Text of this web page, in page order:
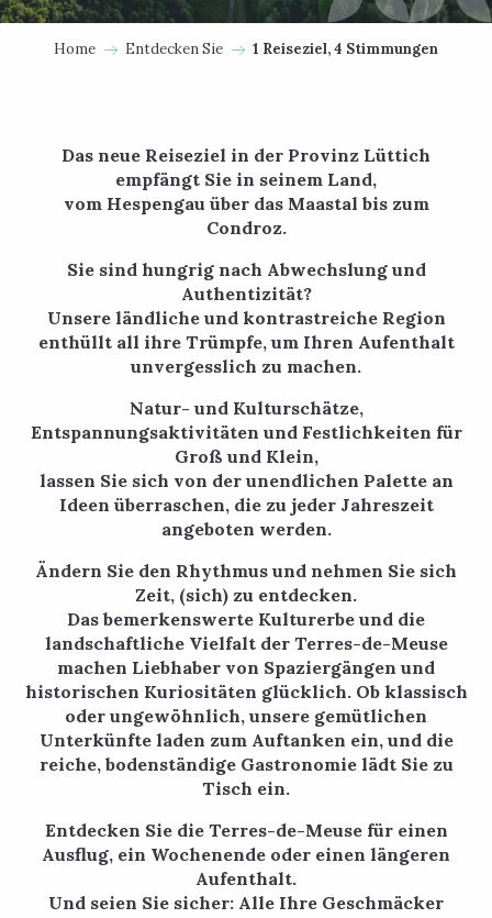
Home Entdecken Sie 1 Reiseziel, 4 Stimmungen
Das neue Reiseziel in der Provinz Lüttich
empfängt Sie in seinem Land,
vom Hespengau über das Maastal bis zum
Condroz.
Sie sind hungrig nach Abwechslung und
Authentizität?
Unsere ländliche und kontrastreiche Region
enthüllt all ihre Trümpfe, um Ihren Aufenthalt
unvergesslich zu machen.
Natur- und Kulturschätze,
Entspannungsaktivitäten und Festlichkeiten für
Groß und Klein,
lassen Sie sich von der unendlichen Palette an
Ideen überraschen, die zu jeder Jahreszeit
angeboten werden.
Ändern Sie den Rhythmus und nehmen Sie sich
Zeit, (sich) zu entdecken.
Das bemerkenswerte Kulturerbe und die
landschaftliche Vielfalt der Terres-de-Meuse
machen Liebhaber von Spaziergängen und
historischen Kuriositäten glücklich. Ob klassisch
oder ungewöhnlich, unsere gemütlichen
Unterkünfte laden zum Auftanken ein, und die
reiche, bodenständige Gastronomie lädt Sie zu
Tisch ein.
Entdecken Sie die Terres-de-Meuse für einen
Ausflug, ein Wochenende oder einen längeren
Aufenthalt.
Und seien Sie sicher: Alle Ihre Geschmäcker